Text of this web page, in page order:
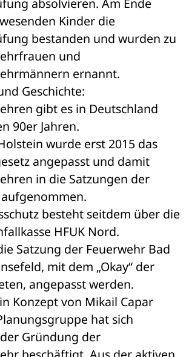
absolvieren. Am Ende
Kinder die
bestanden und wurden zu
und
ernannt.
Geschichte:
gibt es in Deutschland
90er Jahren.
wurde erst 2015 das
angepasst und damit
in die Satzungen der
besteht seitdem über die
HFUK Nord.
Satzung der Feuerwehr Bad
mit dem „Okay“ der
angepasst werden.
Konzept von Mikail Capar
hat sich
Gründung der